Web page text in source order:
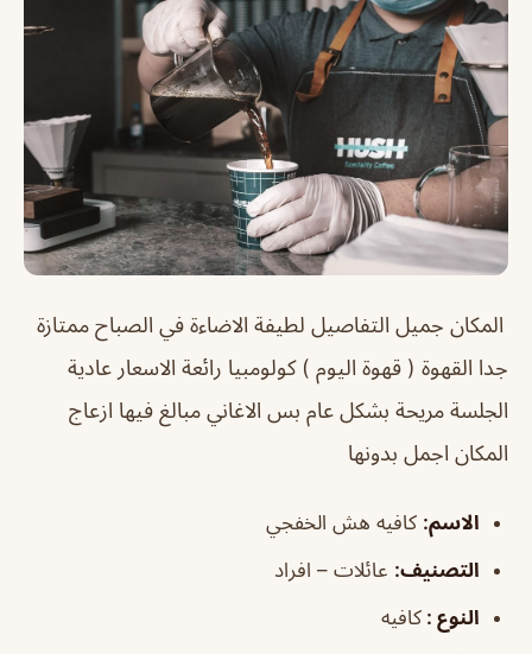
المكان جميل التفاصيل لطيفة الاضاءة في الصباح ممتازة
جدا القهوة ( قهوة اليوم ) كولومبيا رائعة الاسعار عادية
الجلسة مريحة بشكل عام بس الاغاني مبالغ فيها ازعاج
المكان اجمل بدونها
الاسم: كافيه هش الخفجي
التصنيف: عائلات – افراد
النوع : كافيه